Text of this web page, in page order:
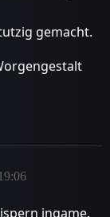
gemacht.
ingame.